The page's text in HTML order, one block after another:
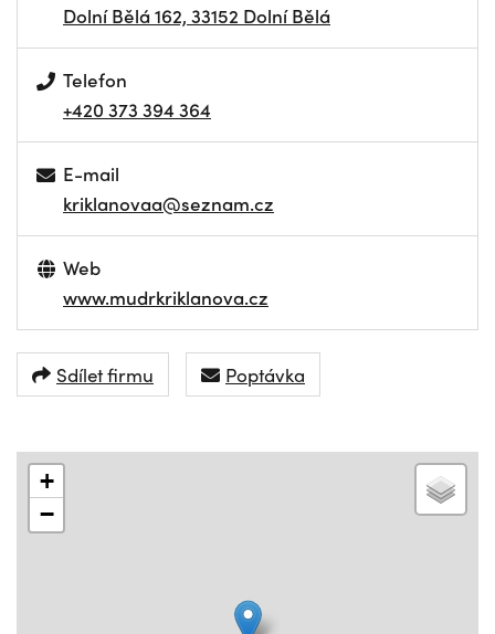
Dolní Bělá 162, 33152 Dolní Bělá
Telefon
+420 373 394 364
E-mail
kriklanovaa@seznam.cz
Web
www.mudrkriklanova.cz
Sdílet firmu Poptávka
+
−